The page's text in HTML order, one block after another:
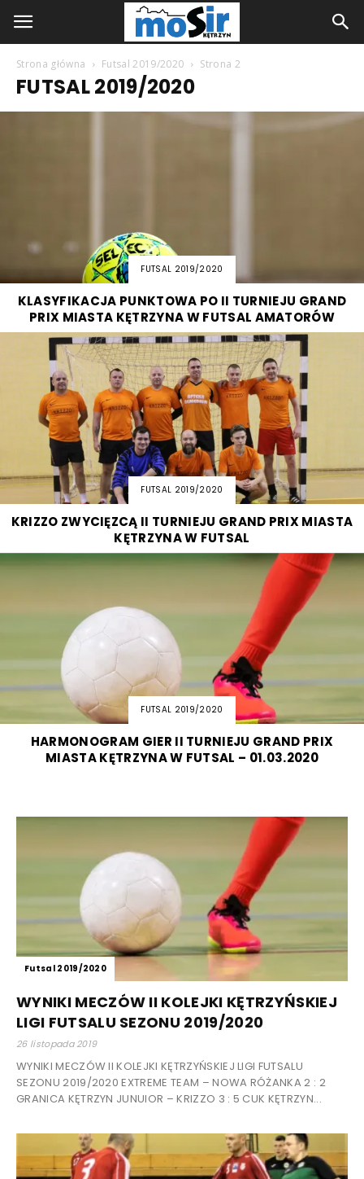
Strona główna Futsal 2019/2020 Strona 2
FUTSAL 2019/2020
FUTSAL 2019/2020
KLASYFIKACJA PUNKTOWA PO II TURNIEJU GRAND
PRIX MIASTA KĘTRZYNA W FUTSAL AMATORÓW
FUTSAL 2019/2020
KRIZZO ZWYCIĘZCĄ II TURNIEJU GRAND PRIX MIASTA
KĘTRZYNA W FUTSAL
FUTSAL 2019/2020
HARMONOGRAM GIER II TURNIEJU GRAND PRIX
MIASTA KĘTRZYNA W FUTSAL – 01.03.2020
Futsal 2019/2020
WYNIKI MECZÓW II KOLEJKI KĘTRZYŃSKIEJ
LIGI FUTSALU SEZONU 2019/2020
26 listopada 2019
WYNIKI MECZÓW II KOLEJKI KĘTRZYŃSKIEJ LIGI FUTSALU
SEZONU 2019/2020 EXTREME TEAM – NOWA RÓŻANKA 2 : 2
GRANICA KĘTRZYN JUNUIOR – KRIZZO 3 : 5 CUK KĘTRZYN...